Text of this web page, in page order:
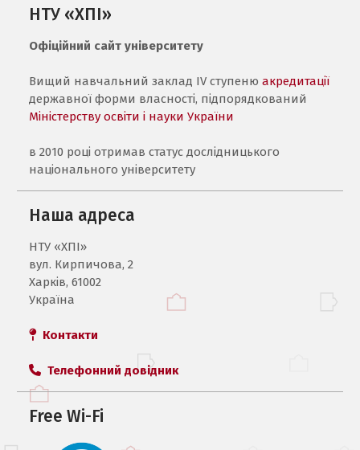
НТУ «ХПІ»
Офіційний сайт університету
Вищий навчальний заклад IV ступенюакредитації
державної форми власності, підпорядкований
Міністерству освіти і науки України
в 2010 році отримав статус дослідницького
національного університету
Наша адреса
НТУ «ХПI»
вул. Кирпичова, 2
Харків, 61002
Україна
Контакти
Телефонний довідник
Free Wi-Fi